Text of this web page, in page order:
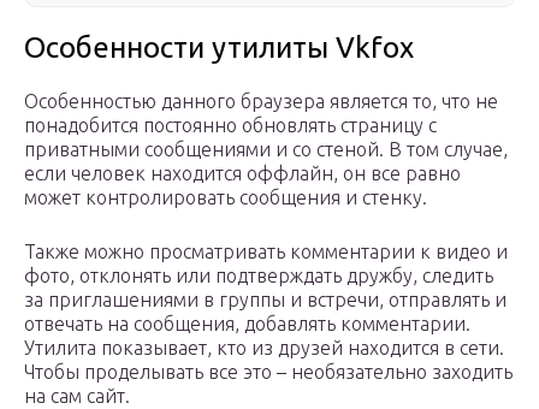
Особенности утилиты Vkfox
Особенностью данного браузера является то, что не
понадобится постоянно обновлять страницу с
приватными сообщениями и со стеной. В том случае,
если человек находится оффлайн, он все равно
может контролировать сообщения и стенку.
Также можно просматривать комментарии к видео и
фото, отклонять или подтверждать дружбу, следить
за приглашениями в группы и встречи, отправлять и
отвечать на сообщения, добавлять комментарии.
Утилита показывает, кто из друзей находится в сети.
Чтобы проделывать все это – необязательно заходить
на сам сайт.